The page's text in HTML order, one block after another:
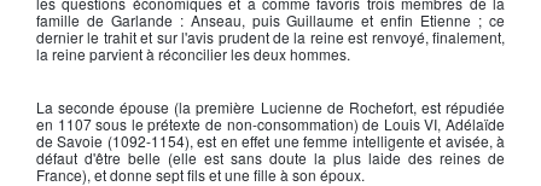
famille de Garlande : Anseau, puis Guillaume et enfin Etienne ; ce
dernier le trahit et sur l'avis prudent de la reine est renvoyé, finalement,
la reine parvient à réconcilier les deux hommes.
La seconde épouse (la première Lucienne de Rochefort, est répudiée
en 1107 sous le prétexte de non-consommation) de Louis VI, Adélaïde
de Savoie (1092-1154), est en effet une femme intelligente et avisée, à
défaut d'être belle (elle est sans doute la plus laide des reines de
France), et donne sept fils et une fille à son époux.